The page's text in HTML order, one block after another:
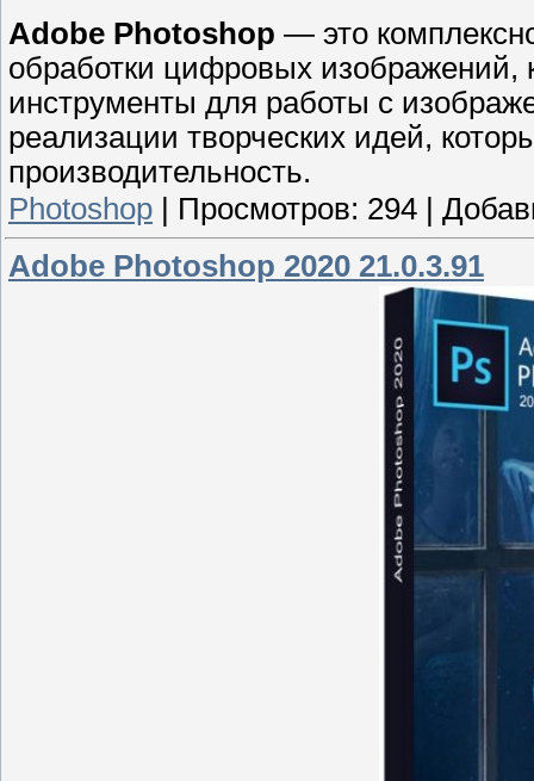
Adobe Photoshop — это
обработки цифровых
инструменты для работы с
реализации творческих идей,
производительность.
Photoshop
Просмотров: 294
Adobe Photoshop 2020 21.0.3.91